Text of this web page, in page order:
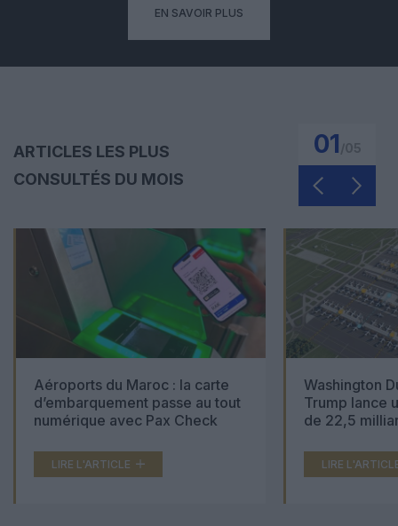
EN SAVOIR PLUS
ARTICLES LES PLUS
CONSULTÉS DU MOIS
01
Aéroports du Maroc : la carte
d’embarquement passe au tout
numérique avec Pax Check
LIRE L'ARTICLE
Washington
Trump lance
de 22,5
LIRE